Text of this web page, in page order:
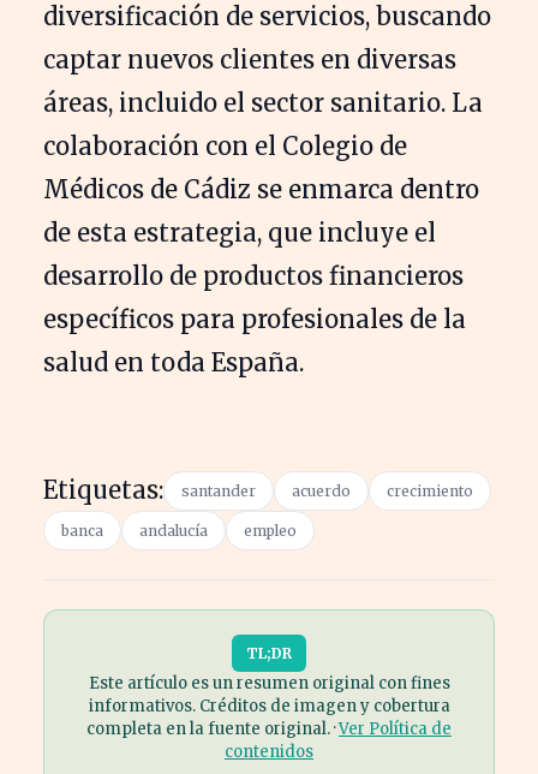
diversificación de servicios, buscando
captar nuevos clientes en diversas
áreas, incluido el sector sanitario. La
colaboración con el Colegio de
Médicos de Cádiz se enmarca dentro
de esta estrategia, que incluye el
desarrollo de productos financieros
específicos para profesionales de la
salud en toda España.
Etiquetas: santander acuerdo crecimiento
banca andalucía empleo
TL;DR
Este artículo es un resumen original con fines
informativos. Créditos de imagen y cobertura
completa en la fuente original. ·Ver Política de
contenidos